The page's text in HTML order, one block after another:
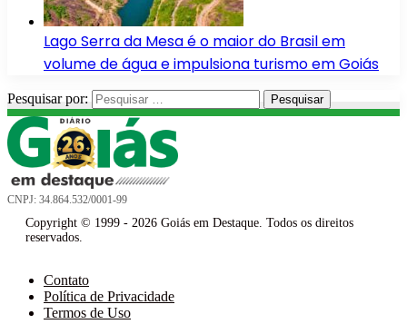
Lago Serra da Mesa é o maior do Brasil em
volume de água e impulsiona turismo em Goiás
Pesquisar por:
CNPJ: 34.864.532/0001-99
Copyright © 1999 - 2026 Goiás em Destaque. Todos os direitos
reservados.
Contato
Política de Privacidade
Termos de Uso